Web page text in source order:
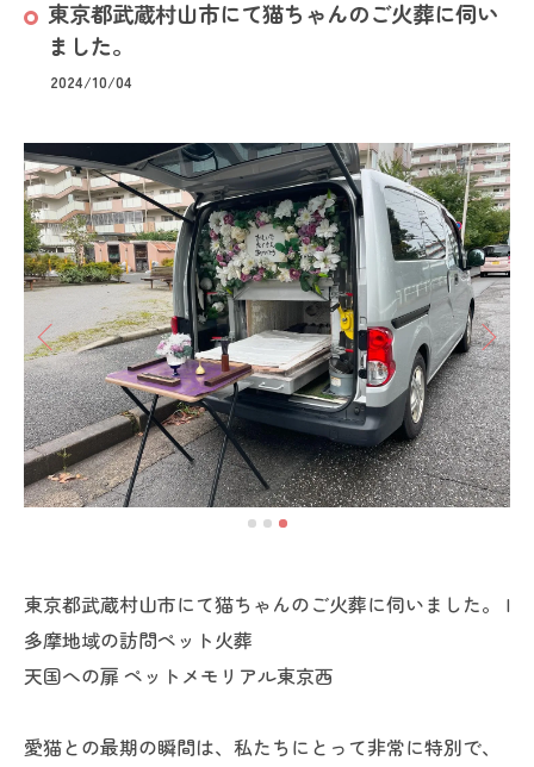
東京都武蔵村山市にて猫ちゃんのご火葬に伺い
ました。
2024/10/04
東京都武蔵村山市にて猫ちゃんのご火葬に伺いました。 |
多摩地域の訪問ペット火葬
天国への扉 ペットメモリアル東京西
愛猫との最期の瞬間は、私たちにとって非常に特別で、